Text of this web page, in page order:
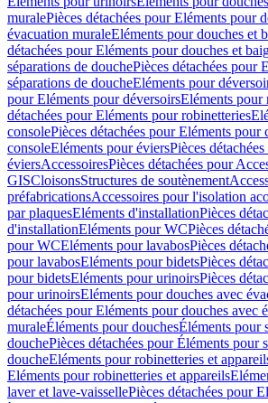
muralePièces détachées pour Eléments pour
évacuation muraleEléments pour douches et
détachées pour Eléments pour douches et
séparations de douchePièces détachées pour
séparations de doucheEléments pour
pour Eléments pour déversoirsEléments pour
détachées pour Eléments pour robinetteries
consolePièces détachées pour Eléments pour
consoleEléments pour éviersPièces
éviersAccessoiresPièces détachées pour
GISCloisonsStructures de soutènement
préfabricationsAccessoires pour l'isolation
par plaquesEléments d'installationPièces
d'installationEléments pour WCPièces
pour WCEléments pour lavabosPièces
pour lavabosEléments pour bidetsPièces
pour bidetsEléments pour urinoirsPièces
pour urinoirsEléments pour douches avec
détachées pour Eléments pour douches avec
muraleÉléments pour douchesÉléments pour
douchePièces détachées pour Éléments pour
doucheEléments pour robinetteries et
Eléments pour robinetteries et appareils
laver et lave-vaissellePièces détachées pour